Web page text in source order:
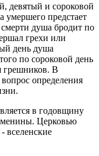
девятый и сороковой
умершего предстает
душа бродит по
грехи или
день душа
по сороковой день
грешников. В
определения
в годовщину
Церковью
вселенские